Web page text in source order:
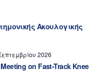
Ακουλογικής
2026
on Fast-Track Knee